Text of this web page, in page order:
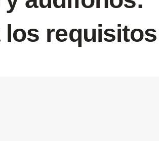
los requisitos